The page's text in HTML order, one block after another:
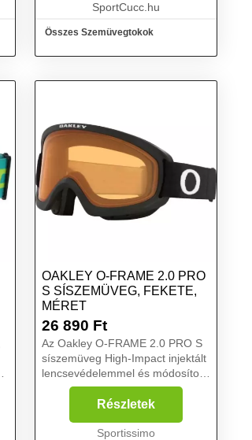
SportCucc.hu
Összes Szemüvegtokok
OAKLEY O-FRAME 2.0 PRO
S SÍSZEMÜVEG, FEKETE,
MÉRET
26 890 Ft
Az Oakley O-FRAME 2.0 PRO S
síszemüveg High-Impact injektált
lencsevédelemmel és módosított
optikával rendelkezik, ami növeli
az Oakley síszemüvegek
alapszintű teljesítményének
színvonalát....
Részletek
Sportissimo